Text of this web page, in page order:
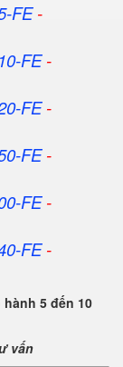
FE-
FE-
FE-
FE-
FE-
FE-
5 đến 10
vấn